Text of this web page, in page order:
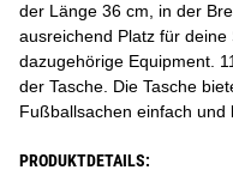
der Länge 36 cm, in der
ausreichend Platz für
dazugehörige Equipment.
der Tasche. Die Tasche
Fußballsachen einfach und
PRODUKTDETAILS: